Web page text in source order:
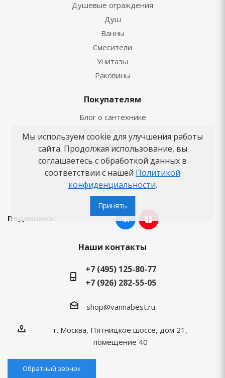
Душевые ограждения
Душ
Ванны
Смесители
Унитазы
Раковины
Покупателям
Блог о сантехнике
Советы по выбору
Как заказать
Новости
Вопросы-ответы
Бренды
Подпишись:
Наши контакты
+7 (495) 125-80-77
+7 (926) 282-55-05
shop@vannabest.ru
г. Москва, Пятницкое шоссе, дом 21,
помещение 40
Обратный звонок
Мы используем cookie для улучшения работы
сайта. Продолжая использование, вы
соглашаетесь с обработкой данных в
соответствии с нашей Политикой
конфиденциальности.
Принять